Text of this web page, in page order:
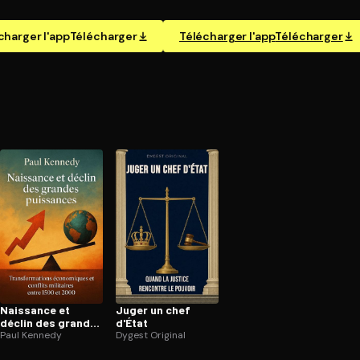
l'appTélécharger Télécharger l'appTélécharger
Naissance et
déclin des grandes
puissances
Paul Kennedy
Juger un chef
d'État
Dygest Original